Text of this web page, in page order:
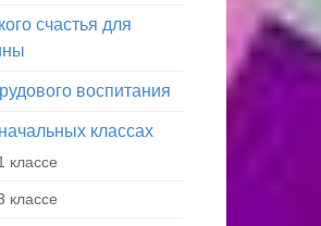
счастья для
воспитания
классах
классе
классе